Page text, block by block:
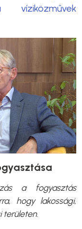
a fogyasztás
hogy lakossági,
területen.